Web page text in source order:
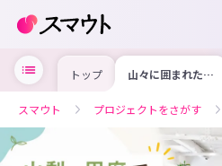
トップ 山々に囲まれた街
から、世界へ！老
カーの未来を創る
マーケター募集
スマウト プロジェクトをさがす